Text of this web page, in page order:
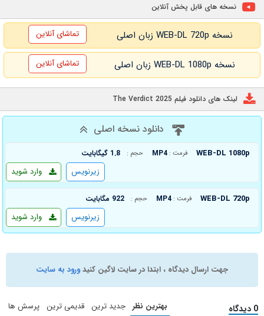
نسخه های قابل پخش آنلاین
نسخه WEB-DL 720p زبان اصلی تماشای آنلاین
نسخه WEB-DL 1080p زبان اصلی تماشای آنلاین
لینک های دانلود فیلم The Verdict 2025
دانلود نسخه اصلی
WEB-DL 1080p فرمت : MP4 حجم : 1.8 گیگابایت
وارد شوید زیرنویس
WEB-DL 720p فرمت : MP4 حجم : 922 مگابایت
وارد شوید زیرنویس
جهت ارسال دیدگاه ، ابتدا در سایت لاگین کنیدورود به سایت
0 دیدگاه بهترین نظر جدید ترین قدیمی ترین پرسش ها